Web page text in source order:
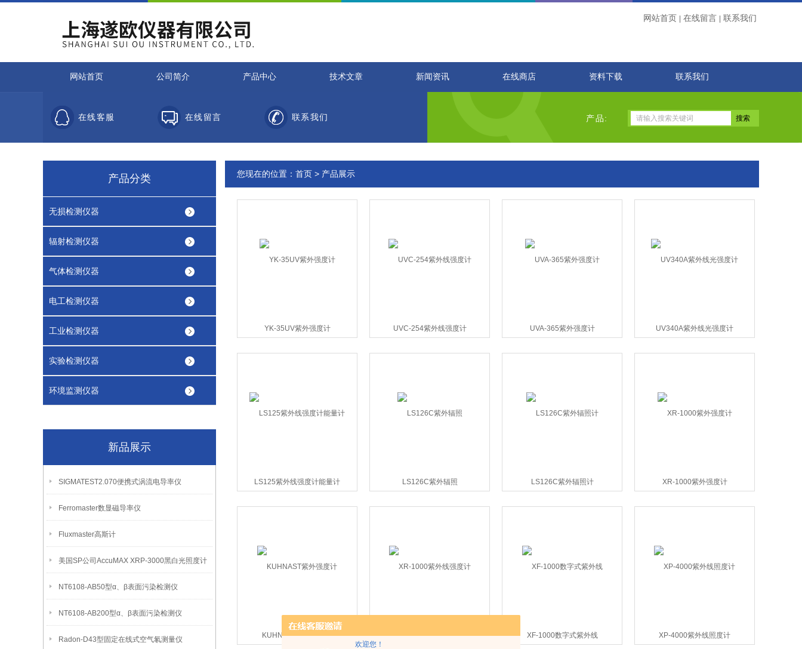
欢迎您！
网站首页 在线留言 联系我们
网站首页 公司简介 产品中心 技术文章 新闻资讯 在线商店 资料下载 联系我们
在线客服 在线留言 联系我们 产品:
产品分类
无损检测仪器
辐射检测仪器
气体检测仪器
电工检测仪器
工业检测仪器
实验检测仪器
环境监测仪器
新品展示
SIGMATEST2.070便携式涡流电导率仪
Ferromaster数显磁导率仪
Fluxmaster高斯计
美国SP公司AccuMAX XRP-3000黑白光照度计
NT6108-AB50型α、β表面污染检测仪
NT6108-AB200型α、β表面污染检测仪
Radon-D43型固定在线式空气氡测量仪
您现在的位置： 首页 > 产品展示
YK-35UV紫外强度计 UVC-254紫外线强度计 UVA-365紫外强度计 UV340A紫外线光强度计
LS125紫外线强度计能量计 LS126C紫外辐照 LS126C紫外辐照计 XR-1000紫外强度计
KUHNAST紫外强度计 XR-1000紫外线强度计 XF-1000数字式紫外线 XP-4000紫外线照度计